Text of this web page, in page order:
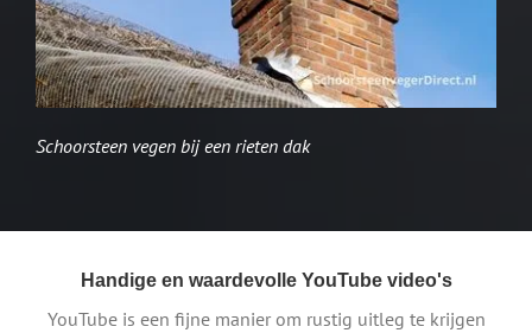
Schoorsteen vegen bij een rieten dak
Handige en waardevolle YouTube video's
YouTube is een fijne manier om rustig uitleg te krijgen